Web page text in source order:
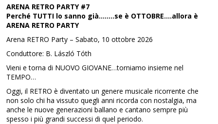
ARENA RETRO PARTY #7
Perché TUTTI lo sanno già……..se è OTTOBRE….allora è
ARENA RETRO PARTY
Arena RETRO Party – Sabato, 10 ottobre 2026
Conduttore: B. László Tóth
Vieni e torna di NUOVO GIOVANE…torniamo insieme nel
TEMPO…
Oggi, il RETRO è diventato un genere musicale ricorrente che
non solo chi ha vissuto quegli anni ricorda con nostalgia, ma
anche le nuove generazioni ballano e cantano sempre più
spesso i più grandi successi di quel periodo.